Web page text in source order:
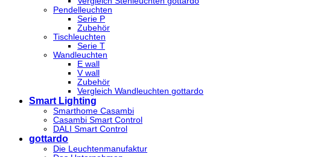
Pendelleuchten
Serie P
Zubehör
Tischleuchten
Serie T
Wandleuchten
E wall
V wall
Zubehör
Vergleich Wandleuchten gottardo
Smart Lighting
Smarthome Casambi
Casambi Smart Control
DALI Smart Control
gottardo
Die Leuchtenmanufaktur